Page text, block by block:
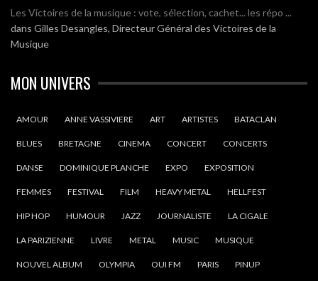
Les Victoires de la musique : vote, sélection, cachet... les répo ...
dans Gilles Desangles, Directeur Général des Victoires de la
Musique
MON UNIVERS
AMOUR ANNE VASSIVIERE ART ARTISTES BATACLAN
BLUES BRETAGNE CINEMA CONCERT CONCERTS
DANSE DOMINIQUE PLANCHE EXPO EXPOSITION
FEMMES FESTIVAL FILM HEAVY METAL HELLFEST
HIP HOP HUMOUR JAZZ JOURNALISTE LA CIGALE
LA PARIZIENNE LIVRE METAL MUSIC MUSIQUE
NOUVEL ALBUM OLYMPIA OUI FM PARIS PINUP